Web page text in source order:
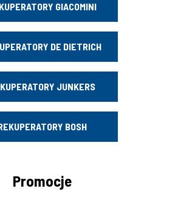
GIACOMINI
DE DIETRICH
JUNKERS
BOSH
Promocje